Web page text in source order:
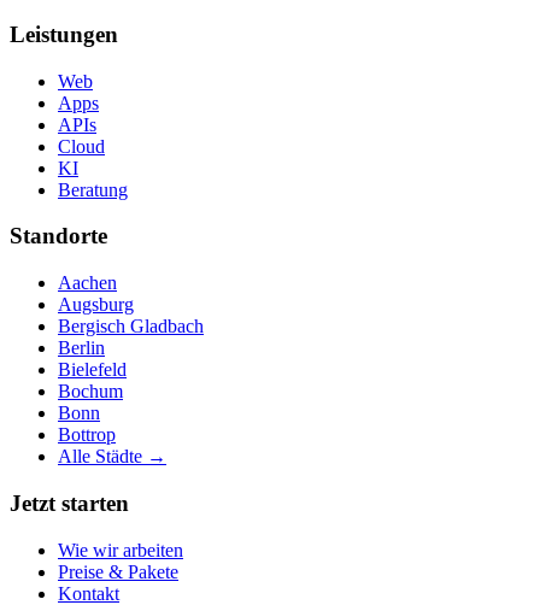
Leistungen
Web
Apps
APIs
Cloud
KI
Beratung
Standorte
Aachen
Augsburg
Bergisch Gladbach
Berlin
Bielefeld
Bochum
Bonn
Bottrop
Alle Städte →
Jetzt starten
Wie wir arbeiten
Preise & Pakete
Kontakt